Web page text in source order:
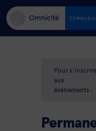
Pour
aux
événements :